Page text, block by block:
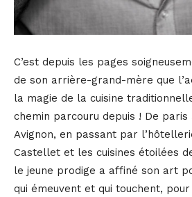
C’est depuis les pages
de son arrière-grand-mère que
la magie de la cuisine
chemin parcouru depuis ! De paris
Avignon, en passant par
Castellet et les cuisines étoilées
le jeune prodige a affiné son art
qui émeuvent et qui touchent,